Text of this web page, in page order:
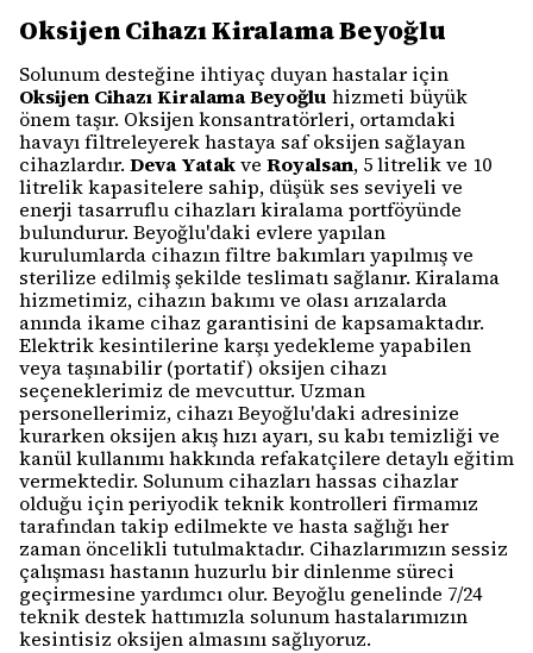
Oksijen Cihazı Kiralama Beyoğlu
Solunum desteğine ihtiyaç duyan hastalar için
Oksijen Cihazı Kiralama Beyoğlu hizmeti büyük
önem taşır. Oksijen konsantratörleri, ortamdaki
havayı filtreleyerek hastaya saf oksijen sağlayan
cihazlardır. Deva Yatakve Royalsan, 5 litrelik ve 10
litrelik kapasitelere sahip, düşük ses seviyeli ve
enerji tasarruflu cihazları kiralama portföyünde
bulundurur. Beyoğlu'daki evlere yapılan
kurulumlarda cihazın filtre bakımları yapılmış ve
sterilize edilmiş şekilde teslimatı sağlanır. Kiralama
hizmetimiz, cihazın bakımı ve olası arızalarda
anında ikame cihaz garantisini de kapsamaktadır.
Elektrik kesintilerine karşı yedekleme yapabilen
veya taşınabilir (portatif) oksijen cihazı
seçeneklerimiz de mevcuttur. Uzman
personellerimiz, cihazı Beyoğlu'daki adresinize
kurarken oksijen akış hızı ayarı, su kabı temizliği ve
kanül kullanımı hakkında refakatçilere detaylı eğitim
vermektedir. Solunum cihazları hassas cihazlar
olduğu için periyodik teknik kontrolleri firmamız
tarafından takip edilmekte ve hasta sağlığı her
zaman öncelikli tutulmaktadır. Cihazlarımızın sessiz
çalışması hastanın huzurlu bir dinlenme süreci
geçirmesine yardımcı olur. Beyoğlu genelinde 7/24
teknik destek hattımızla solunum hastalarımızın
kesintisiz oksijen almasını sağlıyoruz.